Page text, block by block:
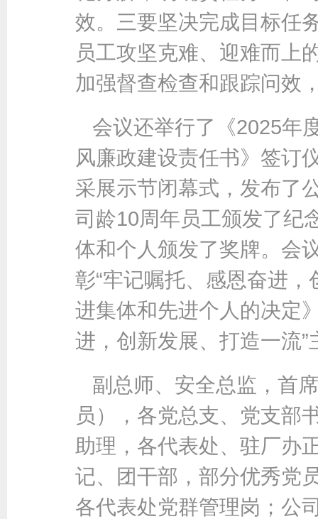
效。三要坚决完成目标任
员工攻坚克难、迎难而上
加强督查检查和跟踪问效
会议还举行了《2025年
风廉政建设责任书》签订
采展示节闭幕式，发布了
司龄10周年员工颁发了纪
体和个人颁发了奖牌。会
彰“牢记嘱托、感恩奋进
进集体和先进个人的决定
进，创新发展、打造一流
副总师、安全总监，首
员），各党总支、党支部
助理，各代表处、驻厂办
记、团干部，部分优秀党
各代表处党群管理岗；公